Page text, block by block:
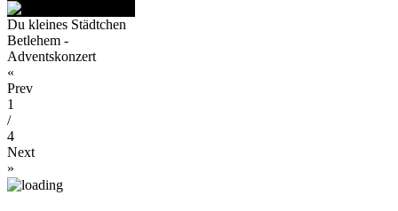
Du kleines Städtchen
Betlehem -
Adventskonzert
«
Prev
1
/
4
Next
»